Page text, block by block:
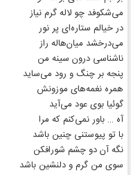
می‌شکوفد چو لاله گرم نیاز
در خیالم ستاره‌ای پر نور
می‌درخشد میان‌هاله راز
ناشناسی درون سینه من
پنجه بر چنگ و رود می‌ساید
همره نغمه‌های موزونش
گوئیا بوی عود می‌آید
آه … باور نمی‌کنم که مرا
با تو پیوستنی چنین باشد
نگه آن دو چشم شورافکن
سوی من گرم و دلنشین باشد